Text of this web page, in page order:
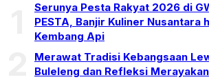
Serunya Pesta Rakyat 2026 di
PESTA, Banjir Kuliner Nusantara
Kembang Api
Merawat Tradisi Kebangsaan
Buleleng dan Refleksi